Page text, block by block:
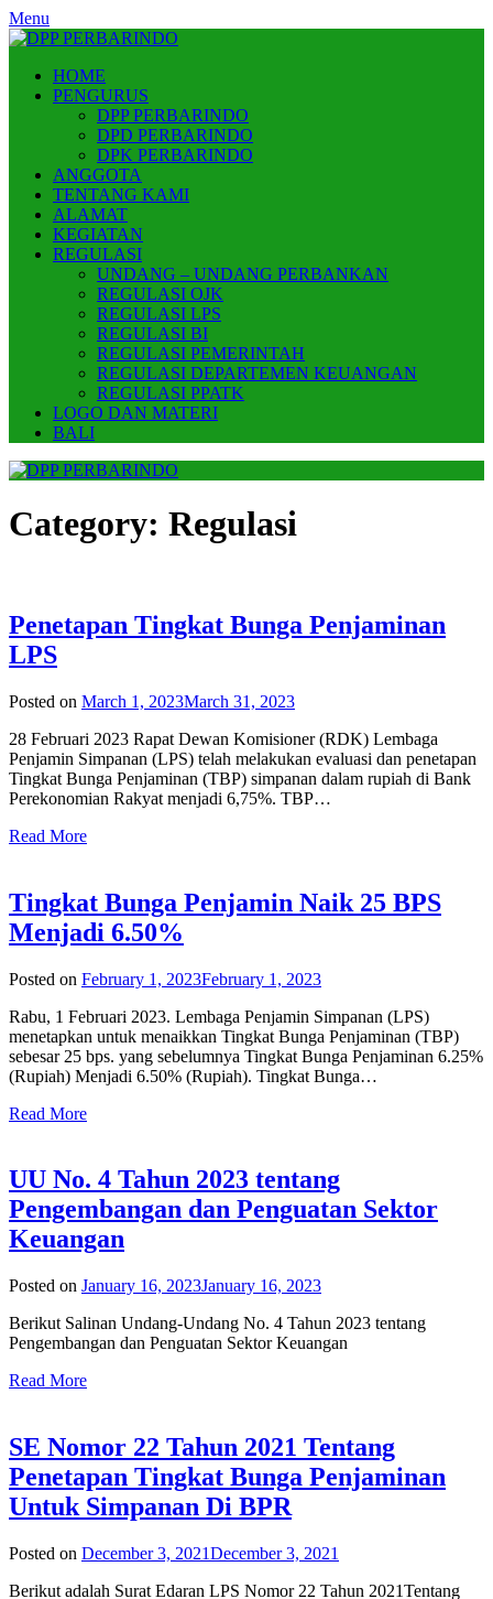
Skip
to
Menu
HOME
PENGURUS
DPP PERBARINDO
DPD PERBARINDO
DPK PERBARINDO
ANGGOTA
TENTANG KAMI
ALAMAT
KEGIATAN
REGULASI
UNDANG – UNDANG PERBANKAN
REGULASI OJK
REGULASI LPS
REGULASI BI
REGULASI PEMERINTAH
REGULASI DEPARTEMEN KEUANGAN
REGULASI PPATK
LOGO DAN MATERI
BALI
Category: Regulasi
Penetapan Tingkat Bunga Penjaminan
LPS
Posted on March 1, 2023March 31, 2023
28 Februari 2023 Rapat Dewan Komisioner (RDK) Lembaga
Penjamin Simpanan (LPS) telah melakukan evaluasi dan penetapan
Tingkat Bunga Penjaminan (TBP) simpanan dalam rupiah di Bank
Perekonomian Rakyat menjadi 6,75%. TBP…
Read More
Tingkat Bunga Penjamin Naik 25 BPS
Menjadi 6.50%
Posted on February 1, 2023February 1, 2023
Rabu, 1 Februari 2023. Lembaga Penjamin Simpanan (LPS)
menetapkan untuk menaikkan Tingkat Bunga Penjaminan (TBP)
sebesar 25 bps. yang sebelumnya Tingkat Bunga Penjaminan 6.25%
(Rupiah) Menjadi 6.50% (Rupiah). Tingkat Bunga…
Read More
UU No. 4 Tahun 2023 tentang
Pengembangan dan Penguatan Sektor
Keuangan
Posted on January 16, 2023January 16, 2023
Berikut Salinan Undang-Undang No. 4 Tahun 2023 tentang
Pengembangan dan Penguatan Sektor Keuangan
Read More
SE Nomor 22 Tahun 2021 Tentang
Penetapan Tingkat Bunga Penjaminan
Untuk Simpanan Di BPR
Posted on December 3, 2021December 3, 2021
Berikut adalah Surat Edaran LPS Nomor 22 Tahun 2021Tentang